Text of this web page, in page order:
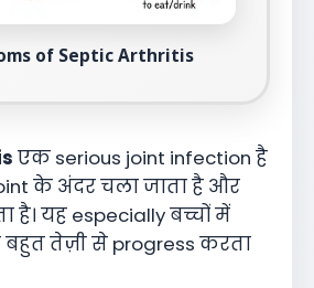
of Septic Arthritis
एक serious joint infection है
के अंदर चला जाता है और
है। यह especially बच्चों में
तेज़ी से progress करता